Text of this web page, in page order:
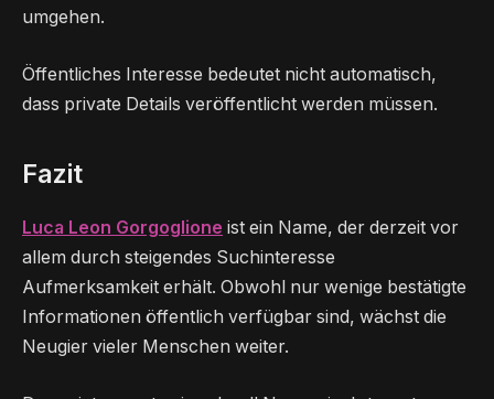
umgehen.
Öffentliches Interesse bedeutet nicht automatisch,
dass private Details veröffentlicht werden müssen.
Fazit
Luca Leon Gorgoglione ist ein Name, der derzeit vor
allem durch steigendes Suchinteresse
Aufmerksamkeit erhält. Obwohl nur wenige bestätigte
Informationen öffentlich verfügbar sind, wächst die
Neugier vieler Menschen weiter.